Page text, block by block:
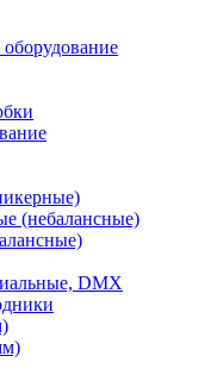
(небалансные)
DMX